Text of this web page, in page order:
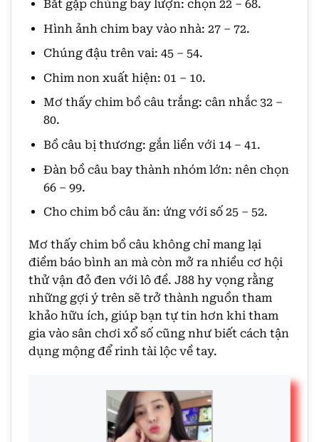
Bắt gặp chúng bay lượn: chọn 22 – 68.
Hình ảnh chim bay vào nhà: 27 – 72.
Chúng đậu trên vai: 45 – 54.
Chim non xuất hiện: 01 – 10.
Mơ thấy chim bồ câu trắng: cân nhắc 32 –
80.
Bồ câu bị thương: gắn liền với 14 – 41.
Đàn bồ câu bay thành nhóm lớn: nên chọn
66 – 99.
Cho chim bồ câu ăn: ứng với số 25 – 52.
Mơ thấy chim bồ câu không chỉ mang lại
điềm báo bình an mà còn mở ra nhiều cơ hội
thử vận đỏ đen với lô đề. J88 hy vọng rằng
những gợi ý trên sẽ trở thành nguồn tham
khảo hữu ích, giúp bạn tự tin hơn khi tham
gia vào sân chơi xổ số cũng như biết cách tận
dụng mộng để rinh tài lộc về tay.